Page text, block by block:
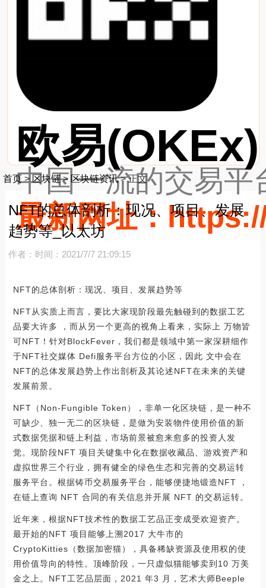
欧易(OKEx)
中国一流的交易平
最新网址：
首页>区块链> 区块链资讯>正文
NFT的总体剖析：现况、项目、发展
趋势等_以太坊
作者： 时间：2021/7/7 21:09:15
NFT的总体剖析：现况、项目、发展趋势等
NFT从实质上而言，要比大家现阶段最先触碰到的数据工艺
品要大许多 ，而从另一个更高的视角上看来，实际上 万物皆
可NFT！针对BlockFever，我们都是领域中第一家深耕细作
于NFT社交媒体 Defi服务平台方位的小区，因此 文中会在
NFT的总体发展趋势上作出剖析及其论述NFT在未来的关键
发展前景。
NFT（Non-Fungible Token），非单一化区块链，是一种不
可缺少、独一无二的区块链，是做为安装物件使用价值的新
式数据凭据和链上利益，市场前景被愈来愈多的投资人发
觉。现阶段NFT 项目关键集中化在数据收藏品、游戏资产和
虚拟世界三个行业，拥有健全的绿色生态和完善的交易运转
服务平台。根据铸币交易服务平台，能够便捷地锻造NFT ，
在链上查询 NFT 合同的有关信息并开展 NFT 的交易运转。
近年来，根据NFT技术性的数据工艺品正变成受欢迎资产。
最开始的NFT 项目能够上溯2017 大牛市的
CryptoKitties（数据加密猫），具备稀缺资源及使用权的使
用价值导向的特性。顶峰阶段，一只虚似猫能够卖到10 万美
金之上。NFT工艺品层面，2021 年3 月，艺术大师Beeple